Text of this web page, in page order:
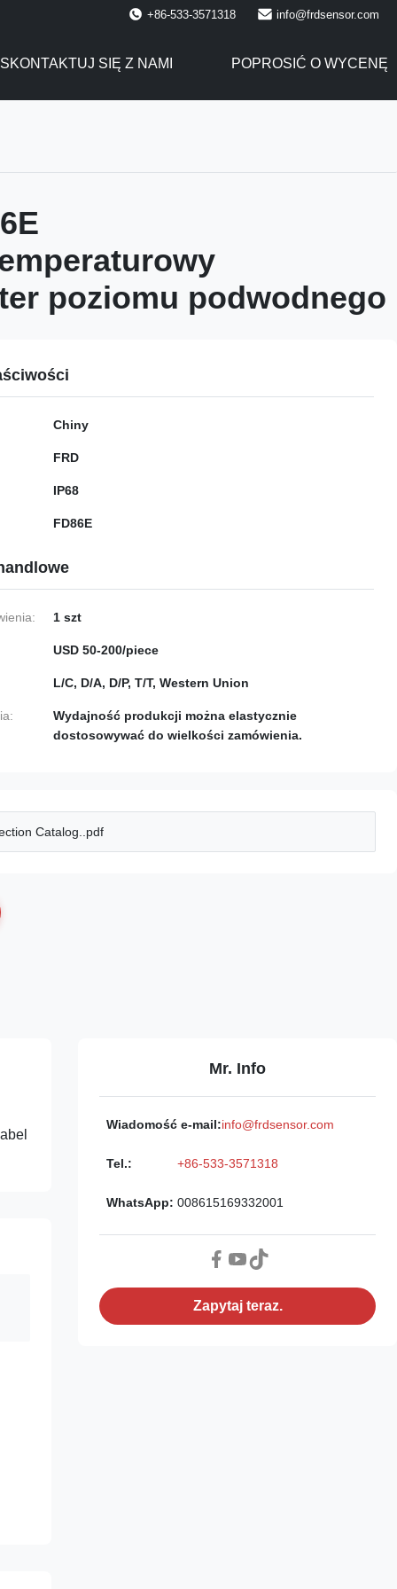
+86-533-3571318 info@frdsensor.com
SKONTAKTUJ SIĘ Z NAMI POPROSIĆ O WYCENĘ
poziomu podwodnego
Chiny
FRD
IP68
FD86E
1 szt
USD 50-200/piece
L/C, D/A, D/P, T/T, Western Union
Wydajność produkcji można elastycznie
dostosowywać do wielkości zamówienia.
Catalog..pdf
Mr. Info
Wiadomość e-mail:info@frdsensor.com
Tel.: +86-533-3571318
WhatsApp: 008615169332001
Zapytaj teraz.